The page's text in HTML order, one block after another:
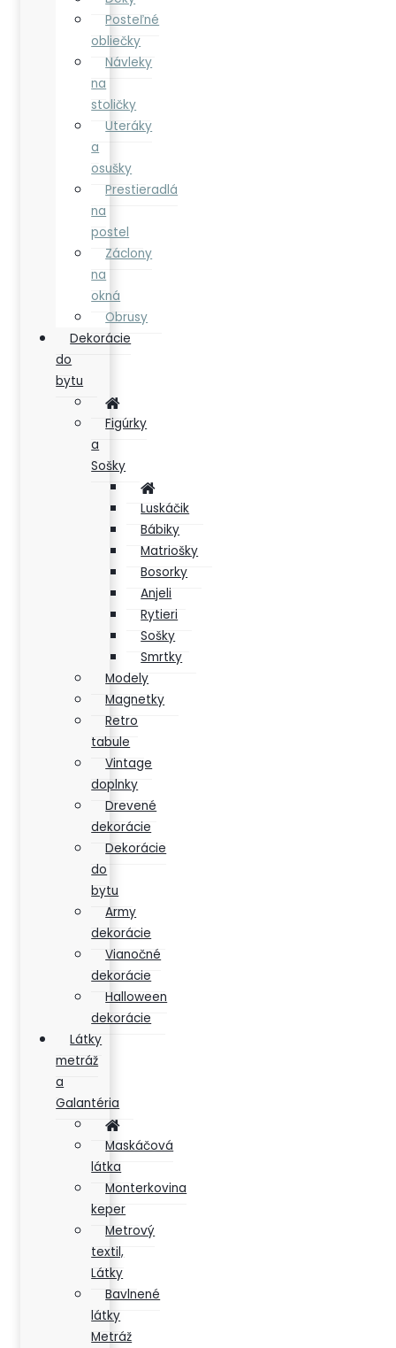
Posteľné
obliečky
Návleky
na
stoličky
Uteráky
a
osušky
Prestieradlá
na
postel
Záclony
na
okná
Obrusy
Dekorácie
do
bytu
Figúrky
a
Sošky
Luskáčik
Bábiky
Matriošky
Bosorky
Anjeli
Rytieri
Sošky
Smrtky
Modely
Magnetky
Retro
tabule
Vintage
doplnky
Drevené
dekorácie
Dekorácie
do
bytu
Army
dekorácie
Vianočné
dekorácie
Halloween
dekorácie
Látky
metráž
a
Galantéria
Maskáčová
látka
Monterkovina
keper
Metrový
textil,
Látky
Bavlnené
látky
Metráž